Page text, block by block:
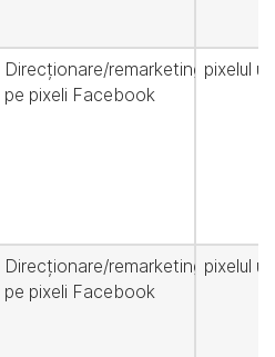
Direcționare/remarketing
pe pixeli Facebook
pixelul
Direcționare/remarketing
pe pixeli Facebook
pixelul